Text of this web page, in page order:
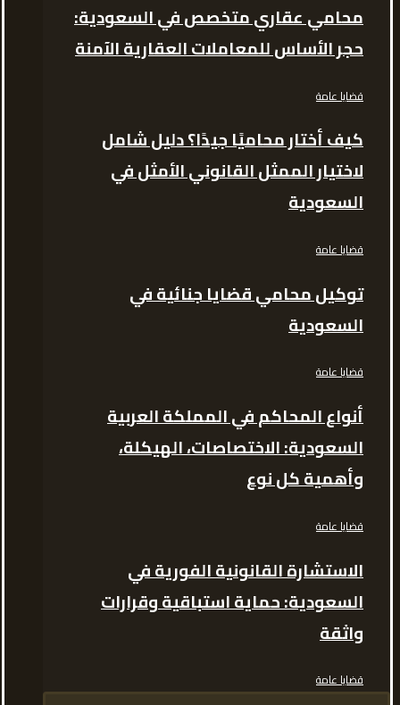
محامي عقاري متخصص في السعودية:
حجر الأساس للمعاملات العقارية الآمنة
قضايا عامة
كيف أختار محاميًا جيدًا؟ دليل شامل
لاختيار الممثل القانوني الأمثل في
السعودية
قضايا عامة
توكيل محامي قضايا جنائية في
السعودية
قضايا عامة
أنواع المحاكم في المملكة العربية
السعودية: الاختصاصات، الهيكلة،
وأهمية كل نوع
قضايا عامة
الاستشارة القانونية الفورية في
السعودية: حماية استباقية وقرارات
واثقة
قضايا عامة